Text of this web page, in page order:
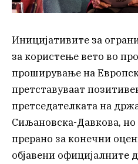
Иницијативите за
за користење вето во
проширување на
претставуваат
претседателката на
Сиљановска-Давкова, но
прерано за конечни
објавени официјалните